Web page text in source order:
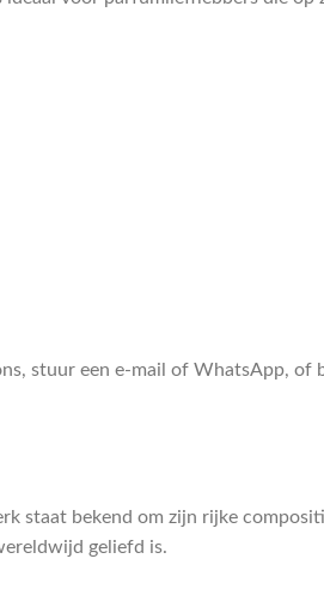
stuur een e-mail of WhatsApp, of
staat bekend om zijn rijke
geliefd is.